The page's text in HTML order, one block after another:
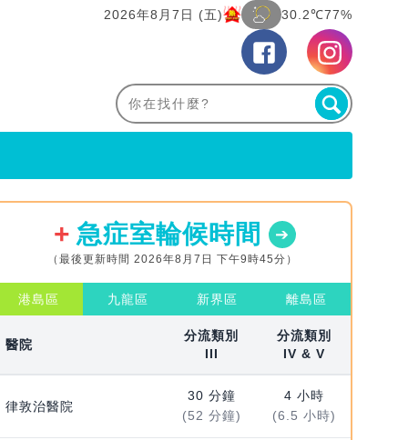
2026年8月7日 (五) 30.2℃77%
急症室輪候時間
（最後更新時間 2026年8月7日 下午9時45分）
港島區 九龍區 新界區 離島區
醫院
分流類別
III
分流類別
IV & V
律敦治醫院
30 分鐘
(52 分鐘)
4 小時
(6.5 小時)